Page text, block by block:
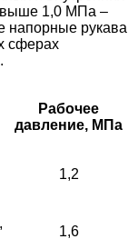
1,0 МПа –
напорные рукава
сферах
Рабочее
давление, МПа
1,2
1,6